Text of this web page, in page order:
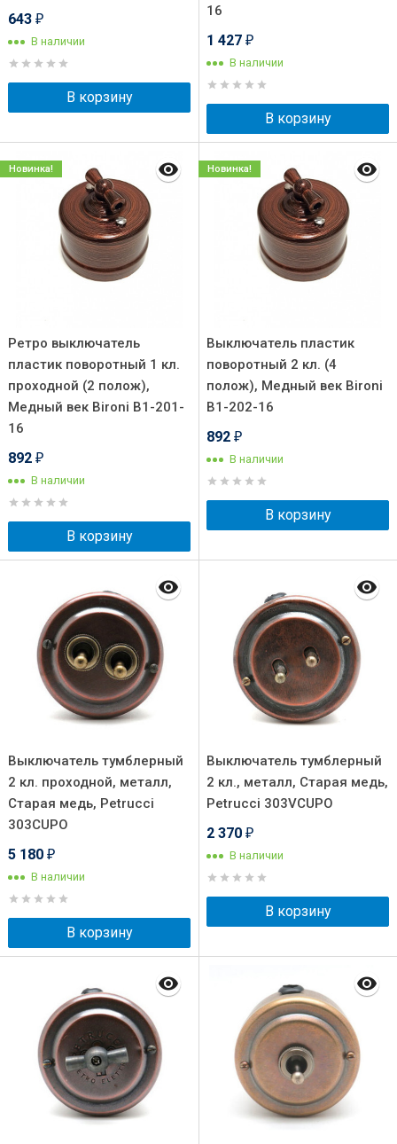
643 ₽
В наличии
В корзину
16
1 427 ₽
В наличии
В корзину
Ретро выключатель
пластик поворотный 1 кл.
проходной (2 полож),
Медный век Bironi B1-201-
16
892 ₽
В наличии
В корзину
Новинка!
Выключатель пластик
поворотный 2 кл. (4
полож), Медный век Bironi
B1-202-16
892 ₽
В наличии
В корзину
Новинка!
Выключатель тумблерный
2 кл. проходной, металл,
Старая медь, Petrucci
303CUPO
5 180 ₽
В наличии
В корзину
Выключатель тумблерный
2 кл., металл, Старая медь,
Petrucci 303VCUPO
2 370 ₽
В наличии
В корзину